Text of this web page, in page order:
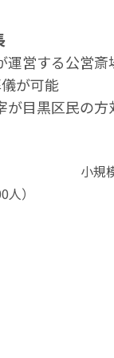
運営する公営斎
が可能
が目黒区民の方
小規
）